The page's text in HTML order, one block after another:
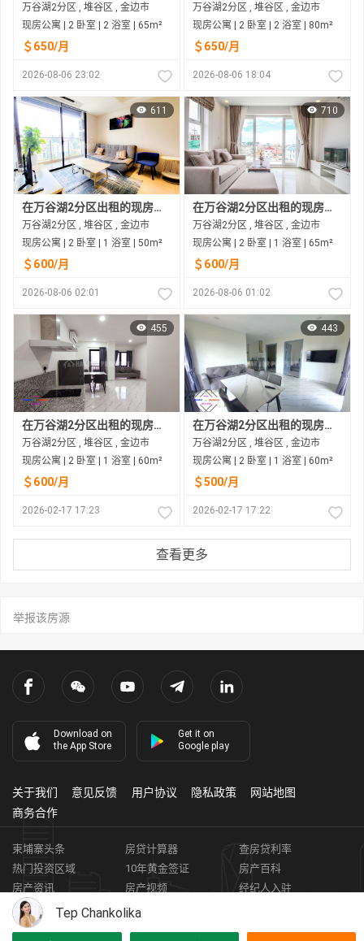
万谷湖2分区 , 堆谷区 , 金边市
现房公寓 | 2 卧室 | 2 浴室 | 65m²
＄650/月
2026-08-06 23:02
万谷湖2分区 , 堆谷区 , 金边市
现房公寓 | 2 卧室 | 2 浴室 | 80m²
＄650/月
2026-08-06 18:04
611
在万谷湖2分区出租的现房公寓
万谷湖2分区 , 堆谷区 , 金边市
现房公寓 | 2 卧室 | 1 浴室 | 50m²
＄600/月
2026-08-06 02:01
710
在万谷湖2分区出租的现房公寓
万谷湖2分区 , 堆谷区 , 金边市
现房公寓 | 2 卧室 | 1 浴室 | 65m²
＄600/月
2026-08-06 01:02
455
在万谷湖2分区出租的现房公寓
万谷湖2分区 , 堆谷区 , 金边市
现房公寓 | 2 卧室 | 1 浴室 | 60m²
＄600/月
2026-02-17 17:23
443
在万谷湖2分区出租的现房公寓
万谷湖2分区 , 堆谷区 , 金边市
现房公寓 | 2 卧室 | 1 浴室 | 60m²
＄500/月
2026-02-17 17:22
查看更多
举报该房源
Tep Chankolika
Download on
the App Store
Get it on
Google play
关于我们 意见反馈 用户协议 隐私政策
网站地图
商务合作
柬埔寨头条 房贷计算器
查房贷利率
热门投资区域
10年黄金签证
房产百科
房产资讯
房产视频
经纪人入驻
获取客资
柬埔寨房地产APP